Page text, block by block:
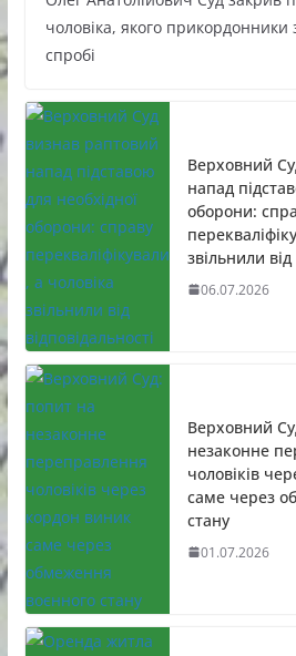
чоловіка, якого прикордонники
спробі
Верховний
напад
оборони:
звільнили від
06.07.2026
Верховний
незаконне
чоловіків
саме через
стану
01.07.2026